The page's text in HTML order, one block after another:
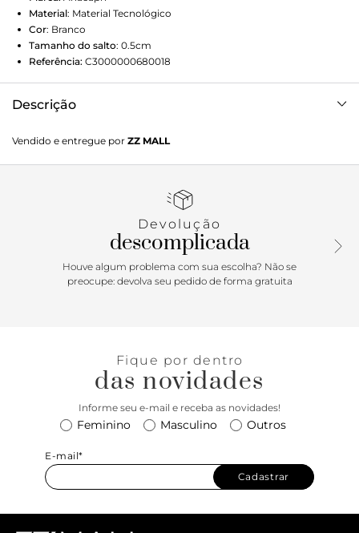
Material: Material Tecnológico
Cor: Branco
Tamanho do salto: 0.5cm
Referência: C3000000680018
Descrição
uma promessa. O tênis femino branco vai com tudo, da
calça social ao vestido de balada. Com o jeans clássico já
Vendido e entregue por ZZ MALL
Devolução
descomplicada
Houve algum problema com sua escolha? Não se
preocupe: devolva seu pedido de forma gratuita
Fique por dentro
das novidades
Informe seu e-mail e receba as novidades!
Feminino Masculino Outros
E-mail*
Cadastrar